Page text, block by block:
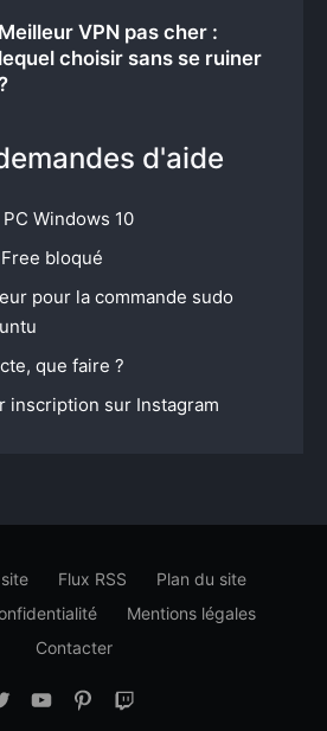
Meilleur VPN pas cher :
lequel choisir sans se ruiner
d'aide
Windows 10
bloqué
pour la commande sudo
que faire ?
inscription sur Instagram
Flux RSS
Plan du site
Mentions légales
Contacter
YouTubePinterest
Twitch